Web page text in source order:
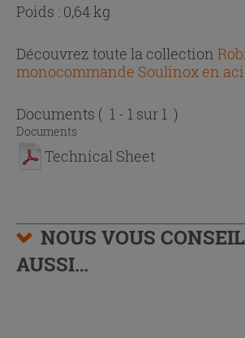
Poids : 0,64 kg
Découvrez toute la collection
monocommande Soulinox en
Documents ( 1 - 1 sur 1 )
Documents
Technical Sheet
NOUS VOUS
AUSSI…